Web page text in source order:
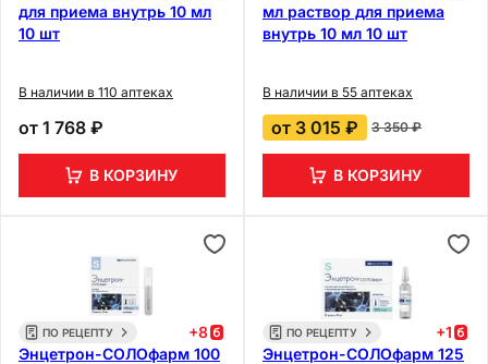
для приема внутрь 10 мл
10 шт
В наличии в 110 аптеках
от 1 768 ₽
В КОРЗИНУ
мл раствор для приема
внутрь 10 мл 10 шт
В наличии в 55 аптеках
от 3 015 ₽ 3 350 ₽
В КОРЗИНУ
ПО РЕЦЕПТУ +8
Энцетрон-СОЛОфарм 100
ПО РЕЦЕПТУ +1
Энцетрон-СОЛОфарм 125